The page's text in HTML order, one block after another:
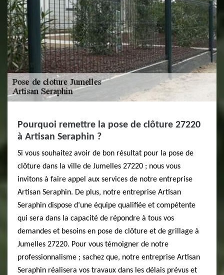
Pourquoi remettre la pose de clôture 27220
à Artisan Seraphin ?
Si vous souhaitez avoir de bon résultat pour la pose de
clôture dans la ville de Jumelles 27220 ; nous vous
invitons à faire appel aux services de notre entreprise
Artisan Seraphin. De plus, notre entreprise Artisan
Seraphin dispose d’une équipe qualifiée et compétente
qui sera dans la capacité de répondre à tous vos
demandes et besoins en pose de clôture et de grillage à
Jumelles 27220. Pour vous témoigner de notre
professionnalisme ; sachez que, notre entreprise Artisan
Seraphin réalisera vos travaux dans les délais prévus et